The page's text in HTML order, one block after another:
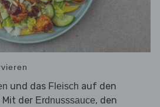
und das Fleisch auf den
der Erdnusssauce, den